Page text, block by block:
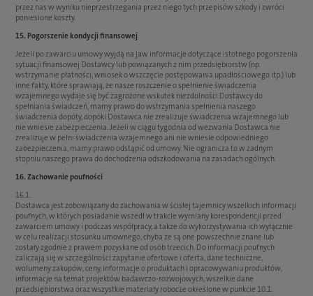
przez nas w wyniku nieprzestrzegania przez niego tych przepisów szkody i zwróci
poniesione koszty.
15. Pogorszenie kondycji finansowej
Jeżeli po zawarciu umowy wyjdą na jaw informacje dotyczące istotnego pogorszenia
sytuacji finansowej Dostawcy lub powiązanych z nim przedsiębiorstw (np.
wstrzymanie płatności, wniosek o wszczęcie postępowania upadłościowego itp.) lub
inne fakty, które sprawiają, że nasze roszczenie o spełnienie świadczenia
wzajemnego wydaje się być zagrożone wskutek niezdolności Dostawcy do
spełniania świadczeń, mamy prawo do wstrzymania spełnienia naszego
świadczenia dopóty, dopóki Dostawca nie zrealizuje świadczenia wzajemnego lub
nie wniesie zabezpieczenia. Jeżeli w ciągu tygodnia od wezwania Dostawca nie
zrealizuje w pełni świadczenia wzajemnego ani nie wniesie odpowiedniego
zabezpieczenia, mamy prawo odstąpić od umowy. Nie ogranicza to w żadnym
stopniu naszego prawa do dochodzenia odszkodowania na zasadach ogólnych.
16. Zachowanie poufności
16.1.
Dostawca jest zobowiązany do zachowania w ścisłej tajemnicy wszelkich informacji
poufnych, w których posiadanie wszedł w trakcie wymiany korespondencji przed
zawarciem umowy i podczas współpracy, a także do wykorzystywania ich wyłącznie
w celu realizacji stosunku umownego, chyba że są one powszechnie znane lub
zostały zgodnie z prawem pozyskane od osób trzecich. Do informacji poufnych
zaliczają się w szczególności zapytanie ofertowe i oferta, dane techniczne,
wolumeny zakupów, ceny, informacje o produktach i opracowywaniu produktów,
informacje na temat projektów badawczo-rozwojowych, wszelkie dane
przedsiębiorstwa oraz wszystkie materiały robocze określone w punkcie 10.1.